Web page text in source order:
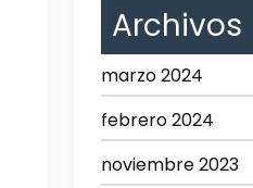
Archivos
marzo 2024
febrero 2024
noviembre 2023